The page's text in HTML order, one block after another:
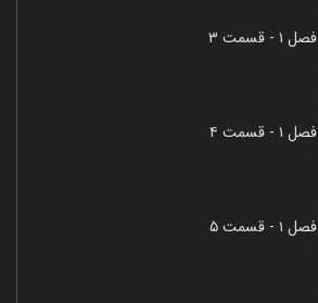
فصل ۱ - قسمت ۳
فصل ۱ - قسمت ۴
فصل ۱ - قسمت ۵